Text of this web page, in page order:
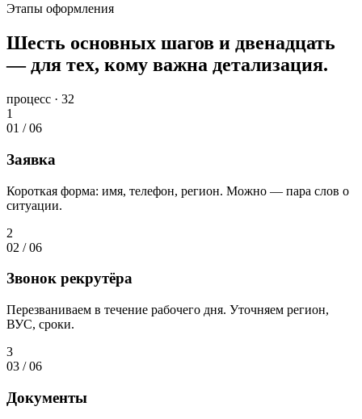
Этапы оформления
Шесть основных шагов и двенадцать
— для тех, кому важна детализация.
процесс · 32
1
01 /06
Заявка
Короткая форма: имя, телефон, регион. Можно — пара слов о
ситуации.
2
02 /06
Звонок рекрутёра
Перезваниваем в течение рабочего дня. Уточняем регион,
ВУС, сроки.
3
03 /06
Документы